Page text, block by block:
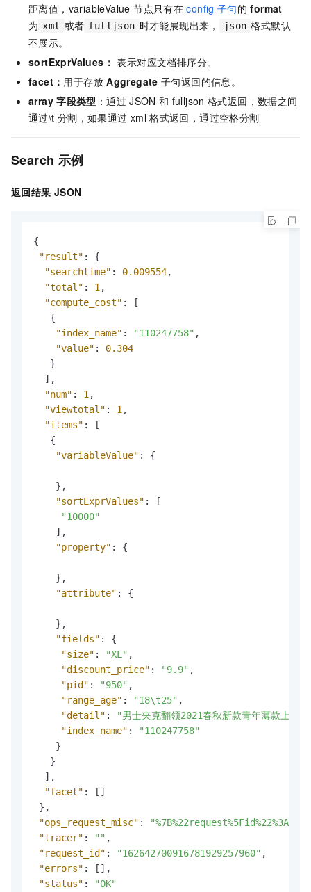
距离值，variableValue 节点只有在 config 子句的 format
为 xml 或者 fulljson 时才能展现出来， json 格式默认
不展示。
sortExprValues： 表示对应文档排序分。
facet： 用于存放 Aggregate 子句返回的信息。
array 字段类型 ：通过 JSON 和 fulljson 格式返回，数据之间
通过\t 分割，如果通过 xml 格式返回，通过空格分割
Search 示例
返回结果 JSON
{
"result" :
{
"searchtime" : 0.009554,
"total" : 1 ,
"compute_cost" :
[
{
"index_name" : "110247758" ,
"value" :
0.304
}
] ,
"num" : 1 ,
"viewtotal" : 1 ,
"items" :
[
{
"variableValue" : {
} ,
"sortExprValues" :
[
"10000"
] ,
"property" : {
} ,
"attribute" : {
} ,
"fields" :
{
"size" : "XL" ,
"discount_price" : "9.9" ,
"pid" : "950" ,
"range_age" : "18\t25" ,
"detail" :
"男士夹克翻领2021春秋新款青年薄款上衣
"index_name" :
"110247758"
}
}
] ,
"facet" : [ ]
} ,
"ops_request_misc" :
"tracer" : "" ,
"request_id" : "162642700916781929257960" ,
"errors" : [ ] ,
"status" :
"OK"